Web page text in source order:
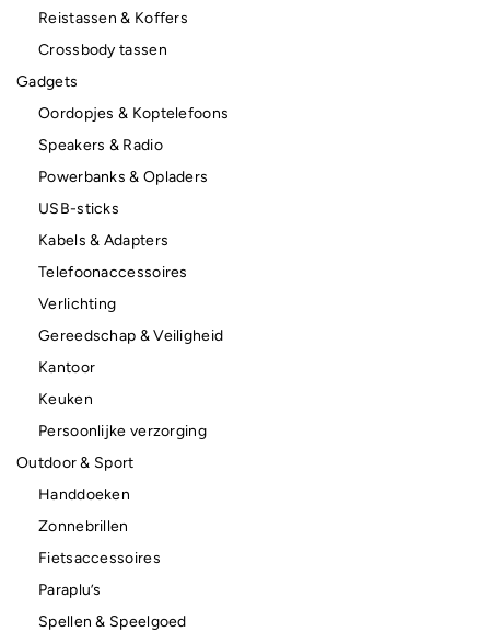
Reistassen & Koffers
Crossbody tassen
Gadgets
Oordopjes & Koptelefoons
Speakers & Radio
Powerbanks & Opladers
USB-sticks
Kabels & Adapters
Telefoonaccessoires
Verlichting
Gereedschap & Veiligheid
Kantoor
Keuken
Persoonlijke verzorging
Outdoor & Sport
Handdoeken
Zonnebrillen
Fietsaccessoires
Paraplu’s
Spellen & Speelgoed